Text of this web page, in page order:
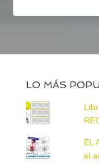
LO MÁS
EL
el